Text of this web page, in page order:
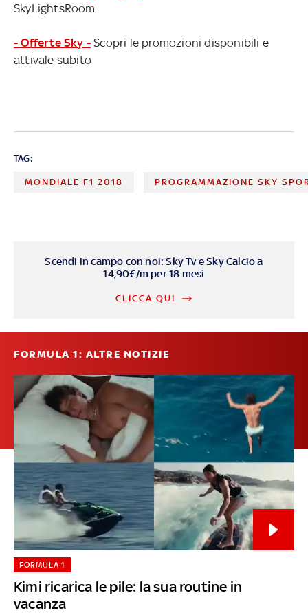
SkyLightsRoom
- Offerte Sky - Scopri le promozioni disponibili e
attivale subito
TAG:
MONDIALE F1 2018 PROGRAMMAZIONE SKY
Scendi in campo con noi: Sky Tv e Sky Calcio a
14,90€/m per 18 mesi
CLICCA QUI
FORMULA 1: ALTRE NOTIZIE
Kimi ricarica le pile: la sua routine in
vacanza
FORMULA 1